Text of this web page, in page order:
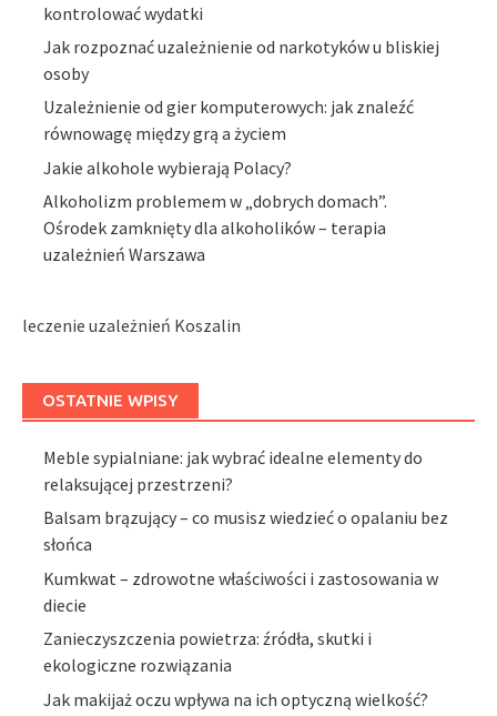
kontrolować wydatki
Jak rozpoznać uzależnienie od narkotyków u bliskiej
osoby
Uzależnienie od gier komputerowych: jak znaleźć
równowagę między grą a życiem
Jakie alkohole wybierają Polacy?
Alkoholizm problemem w „dobrych domach”.
Ośrodek zamknięty dla alkoholików – terapia
uzależnień Warszawa
leczenie uzależnień Koszalin
OSTATNIE WPISY
Meble sypialniane: jak wybrać idealne elementy do
relaksującej przestrzeni?
Balsam brązujący – co musisz wiedzieć o opalaniu bez
słońca
Kumkwat – zdrowotne właściwości i zastosowania w
diecie
Zanieczyszczenia powietrza: źródła, skutki i
ekologiczne rozwiązania
Jak makijaż oczu wpływa na ich optyczną wielkość?